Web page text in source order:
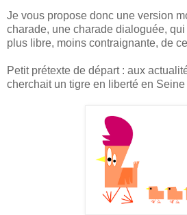
Je vous propose donc une version
charade, une charade dialoguée,
plus libre, moins contraignante, de
Petit prétexte de départ : aux
cherchait un tigre en liberté en Seine